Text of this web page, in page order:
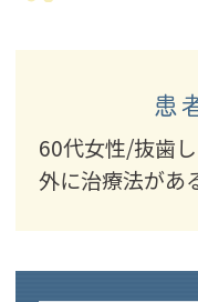
患
60代女性/抜歯
外に治療法があ